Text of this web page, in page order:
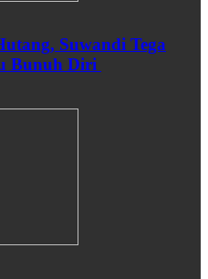
Suwandi Tega
Bunuh Diri